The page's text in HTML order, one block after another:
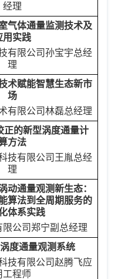
经理
气体通量监测技术及
用实践
有限公司孙宝宇总经
理
术赋能智慧生态新市
场
有限公司林磊总经理
正的新型涡度通量计
方法
技有限公司 王胤总经
理
动通量观测新生态：
算法到全周期服务的
体系实践
公司郑宁副总经理
度通量观测系统
技有限公司赵腾飞应
工程师